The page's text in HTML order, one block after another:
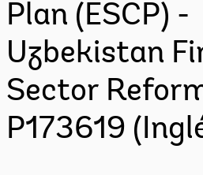
Plan (ESCP) -
Uzbekistan
Sector
P173619